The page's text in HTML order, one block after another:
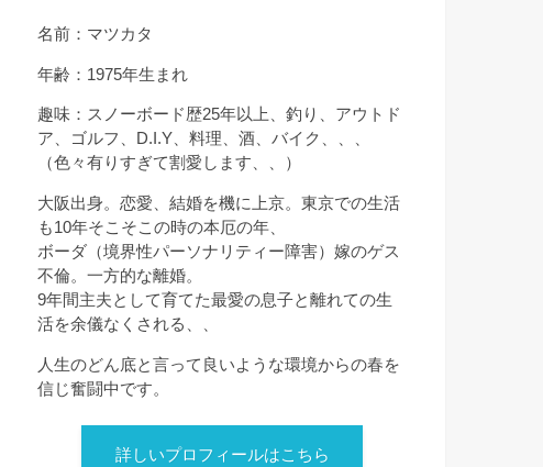
名前：マツカタ
年齢：1975年生まれ
趣味：スノーボード歴25年以上、釣り、アウトド
ア、ゴルフ、D.I.Y、料理、酒、バイク、、、
（色々有りすぎて割愛します、、）
大阪出身。恋愛、結婚を機に上京。東京での生活
も10年そこそこの時の本厄の年、
ボーダ（境界性パーソナリティー障害）嫁のゲス
不倫。一方的な離婚。
9年間主夫として育てた最愛の息子と離れての生
活を余儀なくされる、、
人生のどん底と言って良いような環境からの春を
信じ奮闘中です。
詳しいプロフィールはこちら